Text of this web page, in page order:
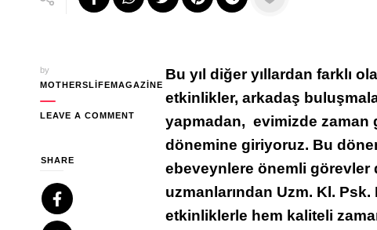
by
MOTHERSLIFEMAGAZINE
LEAVE A COMMENT
YARIYIL
TATILINDE
ETKINLIKLER
GERÇEKLEŞTIRMELI
SHARE
Bu yıl diğer yıllardan farklı
etkinlikler, arkadaş
yapmadan, evimizde zaman
dönemine giriyoruz. Bu
ebeveynlere önemli
uzmanlarından Uzm. Kl.
etkinliklerle hem kaliteli